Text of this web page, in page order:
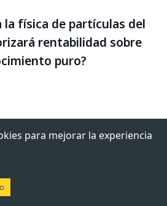
la física de partículas del
rentabilidad sobre
puro?
¡compártenos en tus
para mejorar la experiencia